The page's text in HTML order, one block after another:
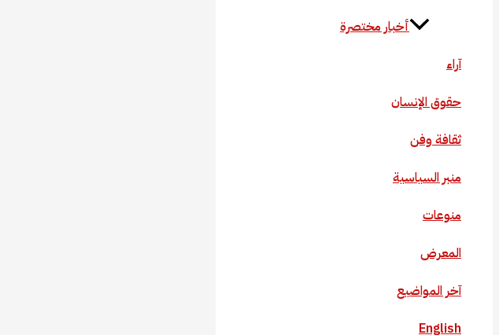
أخبار مختصرة
آراء
حقوق الإنسان
ثقافة وفن
منبر السياسية
منوعات
المعرض
آخر المواضيع
English